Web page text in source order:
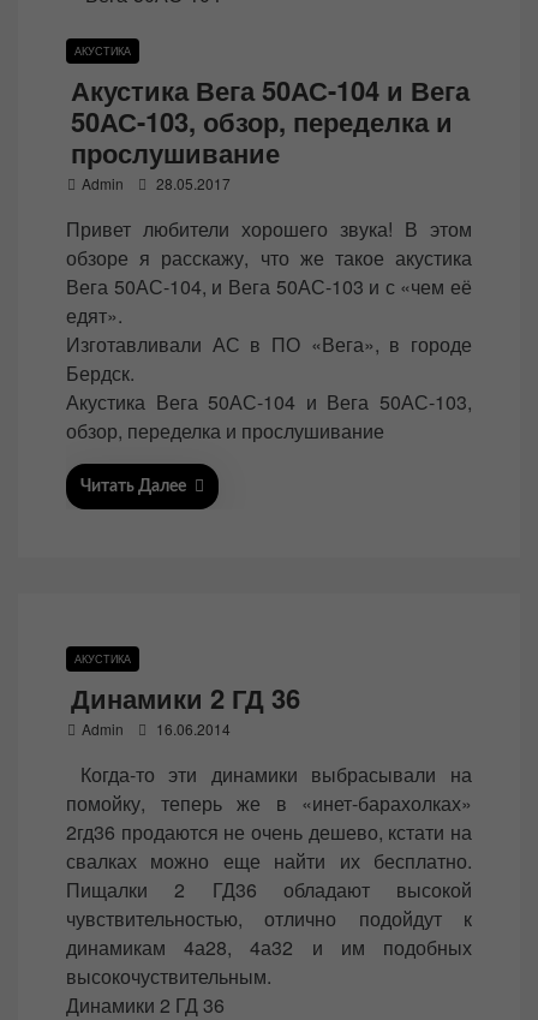
АКУСТИКА
Акустика Вега 50АС-104 и Вега
50АС-103, обзор, переделка и
прослушивание
Admin
s
t
e
o
28.05.2017
Привет любители хорошего звука! В этом
обзоре я расскажу, что же такое акустика
Вега 50АС-104, и Вега 50АС-103 и с «чем её
едят».
Изготавливали АС в ПО «Вега», в городе
Бердск.
Акустика Вега 50АС-104 и Вега 50АС-103,
обзор, переделка и прослушивание
Читать Далее
АКУСТИКА
Динамики 2 ГД 36
Admin
s
e
d
o
n
16.06.2014
Когда-то эти динамики выбрасывали на
помойку, теперь же в «инет-барахолках»
2гд36 продаются не очень дешево, кстати на
свалках можно еще найти их бесплатно.
Пищалки 2 ГД36 обладают высокой
чувствительностью, отлично подойдут к
динамикам 4а28, 4а32 и им подобных
высокочуствительным.
Динамики 2 ГД 36